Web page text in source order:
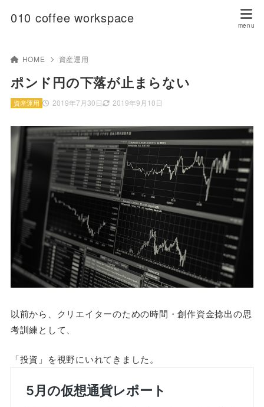
010 coffee workspace
HOME 資産運用
ポンド円の下落が止まらない
2019年7月30日 2019年9月10日
資産運用
以前から、クリエイターのための時間・創作資金捻出の思
考訓練として、
「投資」を視野にいれてきました。